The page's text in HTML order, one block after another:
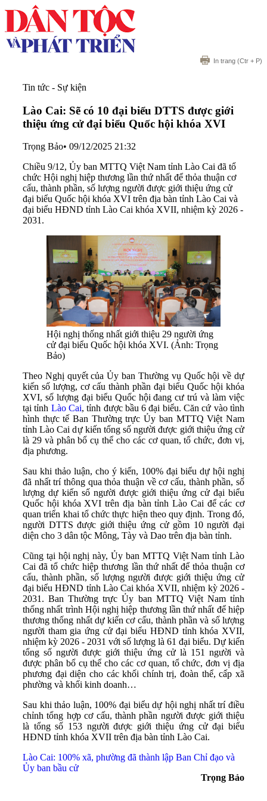
In trang (Ctr + P)
Tin tức - Sự kiện
Lào Cai: Sẽ có 10 đại biểu DTTS được giới
thiệu ứng cử đại biểu Quốc hội khóa XVI
Trọng Bảo• 09/12/2025 21:32
Chiều 9/12, Ủy ban MTTQ Việt Nam tỉnh Lào Cai đã tổ
chức Hội nghị hiệp thương lần thứ nhất để thỏa thuận cơ
cấu, thành phần, số lượng người được giới thiệu ứng cử
đại biểu Quốc hội khóa XVI trên địa bàn tỉnh Lào Cai và
đại biểu HĐND tỉnh Lào Cai khóa XVII, nhiệm kỳ 2026 -
2031.
Hội nghị thống nhất giới thiệu 29 người ứng
cử đại biểu Quốc hội khóa XVI. (Ảnh: Trọng
Bảo)
Theo Nghị quyết của Ủy ban Thường vụ Quốc hội về dự
kiến số lượng, cơ cấu thành phần đại biểu Quốc hội khóa
XVI, số lượng đại biểu Quốc hội đang cư trú và làm việc
tại tỉnh Lào Cai, tỉnh được bầu 6 đại biểu. Căn cứ vào tình
hình thực tế Ban Thường trực Ủy ban MTTQ Việt Nam
tỉnh Lào Cai dự kiến tổng số người được giới thiệu ứng cử
là 29 và phân bổ cụ thể cho các cơ quan, tổ chức, đơn vị,
địa phương.
Sau khi thảo luận, cho ý kiến, 100% đại biểu dự hội nghị
đã nhất trí thông qua thỏa thuận về cơ cấu, thành phần, số
lượng dự kiến số người được giới thiệu ứng cử đại biểu
Quốc hội khóa XVI trên địa bàn tỉnh Lào Cai để các cơ
quan triển khai tổ chức thực hiện theo quy định. Trong đó,
người DTTS được giới thiệu ứng cử gồm 10 người đại
diện cho 3 dân tộc Mông, Tày và Dao trên địa bàn tỉnh.
Cũng tại hội nghị này, Ủy ban MTTQ Việt Nam tỉnh Lào
Cai đã tổ chức hiệp thương lần thứ nhất để thỏa thuận cơ
cấu, thành phần, số lượng người được giới thiệu ứng cử
đại biểu HĐND tỉnh Lào Cai khóa XVII, nhiệm kỳ 2026 -
2031. Ban Thường trực Ủy ban MTTQ Việt Nam tỉnh
thống nhất trình Hội nghị hiệp thương lần thứ nhất để hiệp
thương thống nhất dự kiến cơ cấu, thành phần và số lượng
người tham gia ứng cử đại biểu HĐND tỉnh khóa XVII,
nhiệm kỳ 2026 - 2031 với số lượng là 61 đại biểu. Dự kiến
tổng số người được giới thiệu ứng cử là 151 người và
được phân bổ cụ thể cho các cơ quan, tổ chức, đơn vị địa
phương đại diện cho các khối chính trị, đoàn thể, cấp xã
phường và khối kinh doanh…
Sau khi thảo luận, 100% đại biểu dự hội nghị nhất trí điều
chỉnh tổng hợp cơ cấu, thành phần người được giới thiệu
là tổng số 153 người được giới thiệu ứng cử đại biểu
HĐND tỉnh khóa XVII trên địa bàn tỉnh Lào Cai.
Lào Cai: 100% xã, phường đã thành lập Ban Chỉ đạo và
Ủy ban bầu cử
Trọng Bảo